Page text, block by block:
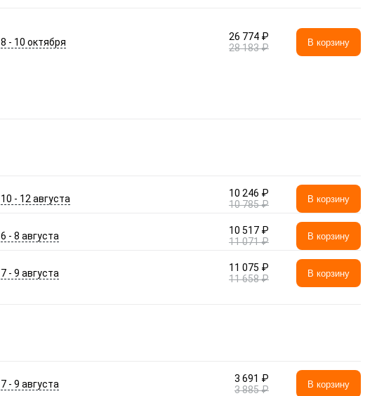
8 - 10 октября
26 774 ₽
28 183 ₽
В корзину
10 - 12 августа
10 246 ₽
10 785 ₽
В корзину
6 - 8 августа
10 517 ₽
11 071 ₽
В корзину
7 - 9 августа
11 075 ₽
11 658 ₽
В корзину
7 - 9 августа
3 691 ₽
3 885 ₽
В корзину